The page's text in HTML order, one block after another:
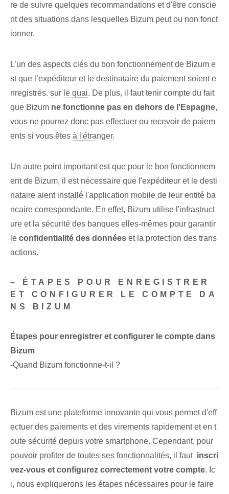
re de suivre quelques recommandations et d'être conscie
nt des situations dans lesquelles Bizum peut ou non fonct
ionner.
L’un des aspects clés du bon fonctionnement de Bizum e
st que l’expéditeur et le destinataire du paiement soient e
nregistrés. sur le quai. De plus, il faut tenir compte⁤ du fait
que Bizum ne fonctionne pas en dehors de l'Espagne,
vous ne pourrez donc pas effectuer ou recevoir de paiem
ents si vous êtes à l'étranger.
Un autre point important ⁣est que pour le bon fonctionnem
ent de Bizum, il est ⁢nécessaire‌ que l'expéditeur et le desti
nataire aient installé l'application mobile de ⁢leur entité ba
ncaire correspondante. En effet, Bizum utilise l'infrastruct
ure et la sécurité des banques elles-mêmes pour garantir
le confidentialité des données et la protection des trans
actions.
– ÉTAPES POUR ENREGISTRER
ET CONFIGURER LE COMPTE DA
NS BIZUM
Étapes pour enregistrer et configurer le compte dans
Bizum
-Quand Bizum fonctionne-t-il ?
Bizum est une plateforme innovante qui vous permet d'eff
ectuer des paiements et des virements rapidement et en t
oute sécurité depuis votre smartphone. Cependant, pour
pouvoir profiter de toutes ses fonctionnalités, il faut ⁣ inscri
vez-vous et configurez correctement votre compte. Ic
i, nous expliquerons les étapes nécessaires pour le faire